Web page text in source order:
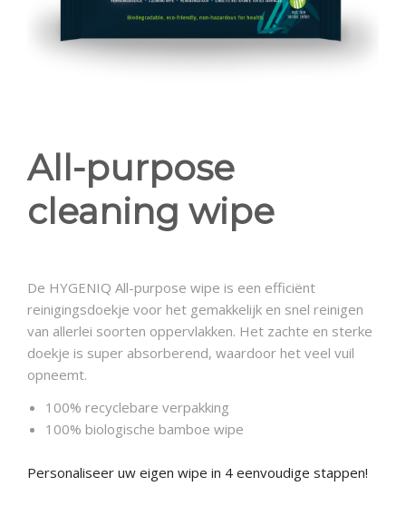
All-purpose
cleaning wipe
De HYGENIQ All-purpose wipe is een efficiënt
reinigingsdoekje voor het gemakkelijk en snel reinigen
van allerlei soorten oppervlakken. Het zachte en sterke
doekje is super absorberend, waardoor het veel vuil
opneemt.
100% recyclebare verpakking
100% biologische bamboe wipe
Personaliseer uw eigen wipe in 4 eenvoudige stappen!